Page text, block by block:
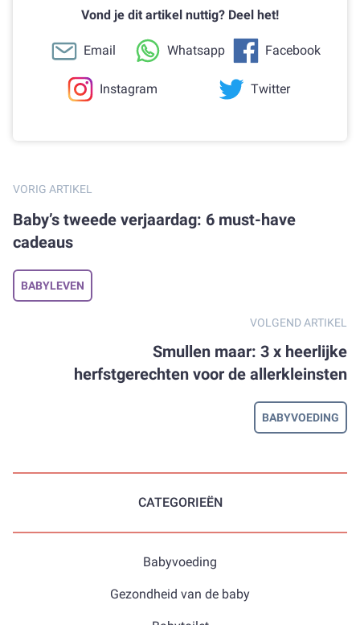
Vond je dit artikel nuttig? Deel het!
Email Whatsapp Facebook
Instagram Twitter
VORIG ARTIKEL
Baby’s tweede verjaardag: 6 must-have
cadeaus
BABYLEVEN
VOLGEND ARTIKEL
Smullen maar: 3 x heerlijke
herfstgerechten voor de allerkleinsten
BABYVOEDING
CATEGORIEËN
Babyvoeding
Gezondheid van de baby